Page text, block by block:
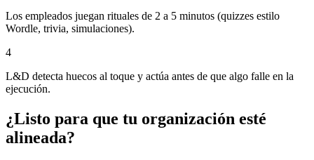
Los empleados juegan rituales de 2 a 5 minutos (quizzes estilo
Wordle, trivia, simulaciones).
4
L&D detecta huecos al toque y actúa antes de que algo falle en la
ejecución.
¿Listo para que tu organización esté
alineada?